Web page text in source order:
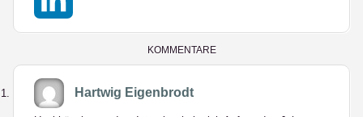
KOMMENTARE
Hartwig Eigenbrodt